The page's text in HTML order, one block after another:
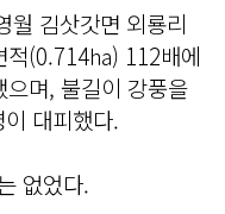
월 김삿갓면 외룡리
적(0.714㏊) 112배에
며, 불길이 강풍을
대피했다.
없었다.